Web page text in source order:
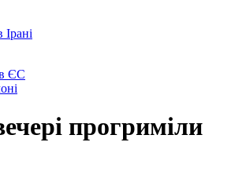
Ірані
ЄС
прогриміли